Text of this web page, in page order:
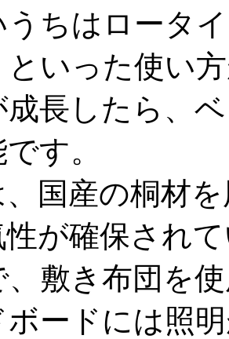
うちはロータ
といった使い
長したら、
す。
、国産の桐材
が確保され
、敷き布団を
ボードには照